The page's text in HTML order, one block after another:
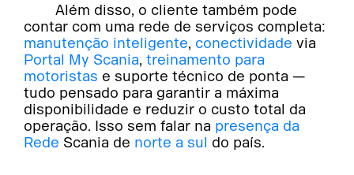
Além disso, o cliente também pode
contar com uma rede de serviços completa:
manutenção inteligente, conectividade via
Portal My Scania,treinamento para
motoristas e suporte técnico de ponta —
tudo pensado para garantir a máxima
disponibilidade e reduzir o custo total da
operação. Isso sem falar na presença da
Rede Scania de norte a sul do país.